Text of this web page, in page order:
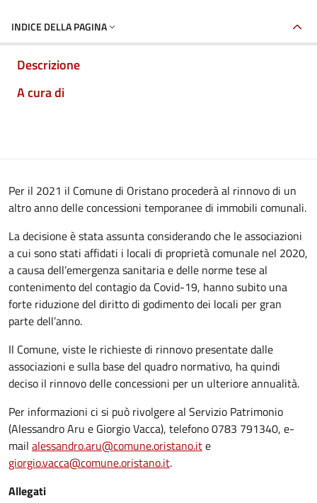
INDICE DELLA PAGINA
Descrizione
A cura di
Per il 2021 il Comune di Oristano procederà al rinnovo di un
altro anno delle concessioni temporanee di immobili comunali.
La decisione è stata assunta considerando che le associazioni
a cui sono stati affidati i locali di proprietà comunale nel 2020,
a causa dell’emergenza sanitaria e delle norme tese al
contenimento del contagio da Covid-19, hanno subito una
forte riduzione del diritto di godimento dei locali per gran
parte dell’anno.
Il Comune, viste le richieste di rinnovo presentate dalle
associazioni e sulla base del quadro normativo, ha quindi
deciso il rinnovo delle concessioni per un ulteriore annualità.
Per informazioni ci si può rivolgere al Servizio Patrimonio
(Alessandro Aru e Giorgio Vacca), telefono 0783 791340, e-
mail alessandro.aru@comune.oristano.ite
giorgio.vacca@comune.oristano.it.
Allegati